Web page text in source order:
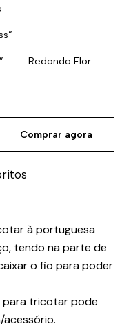
Redondo Flor
Comprar agora
à portuguesa
tendo na parte de
o fio para poder
para tricotar pode
acessório.